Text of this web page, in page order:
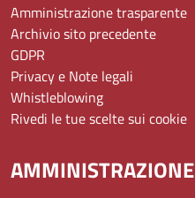
Amministrazione trasparente
Archivio sito precedente
GDPR
Privacy e Note legali
Whistleblowing
Rivedi le tue scelte sui cookie
AMMINISTRAZIONE